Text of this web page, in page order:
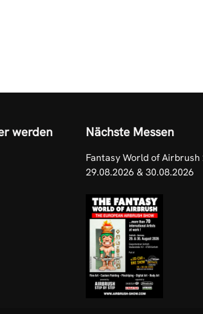
werden Nächste Messen
Fantasy World of Airbrush
29.08.2026 & 30.08.2026